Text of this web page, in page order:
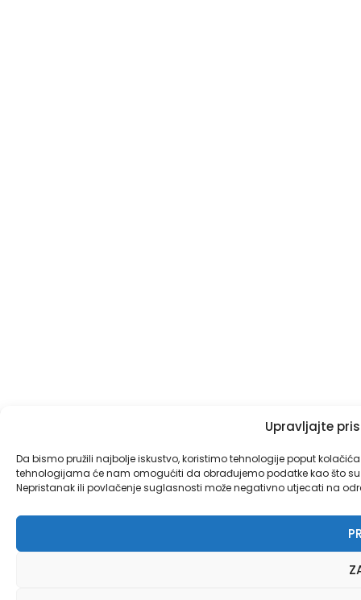
Upravljajte
Da bismo pružili najbolje iskustvo, koristimo tehnologije poput
tehnologijama će nam omogućiti da obrađujemo podatke kao što
Nepristanak ili povlačenje suglasnosti može negativno utjecati na